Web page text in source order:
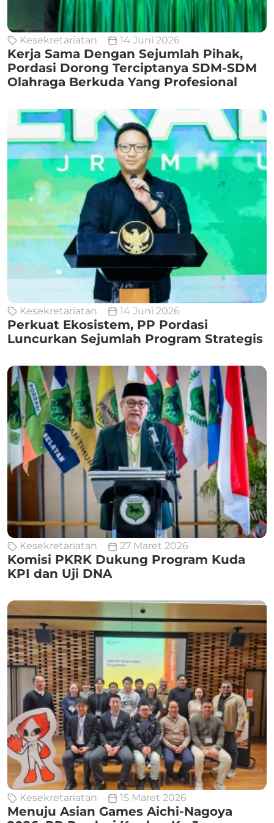
Kesekretariatan 14 Juni 2026
Kerja Sama Dengan Sejumlah Pihak,
Pordasi Dorong Terciptanya SDM-SDM
Olahraga Berkuda Yang Profesional
Kesekretariatan 14 Juni 2026
Perkuat Ekosistem, PP Pordasi
Luncurkan Sejumlah Program Strategis
Kesekretariatan 27 Maret 2026
Komisi PKRK Dukung Program Kuda
KPI dan Uji DNA
Kesekretariatan 15 Maret 2026
Menuju Asian Games Aichi-Nagoya